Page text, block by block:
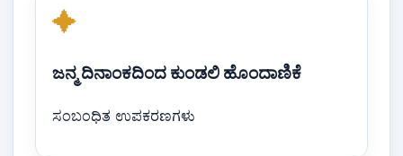
✦
ಜನ್ಮ ದಿನಾಂಕದಿಂದ ಕುಂಡಲಿ ಹೊಂದಾಣಿಕೆ
ಸಂಬಂಧಿತ ಉಪಕರಣಗಳು